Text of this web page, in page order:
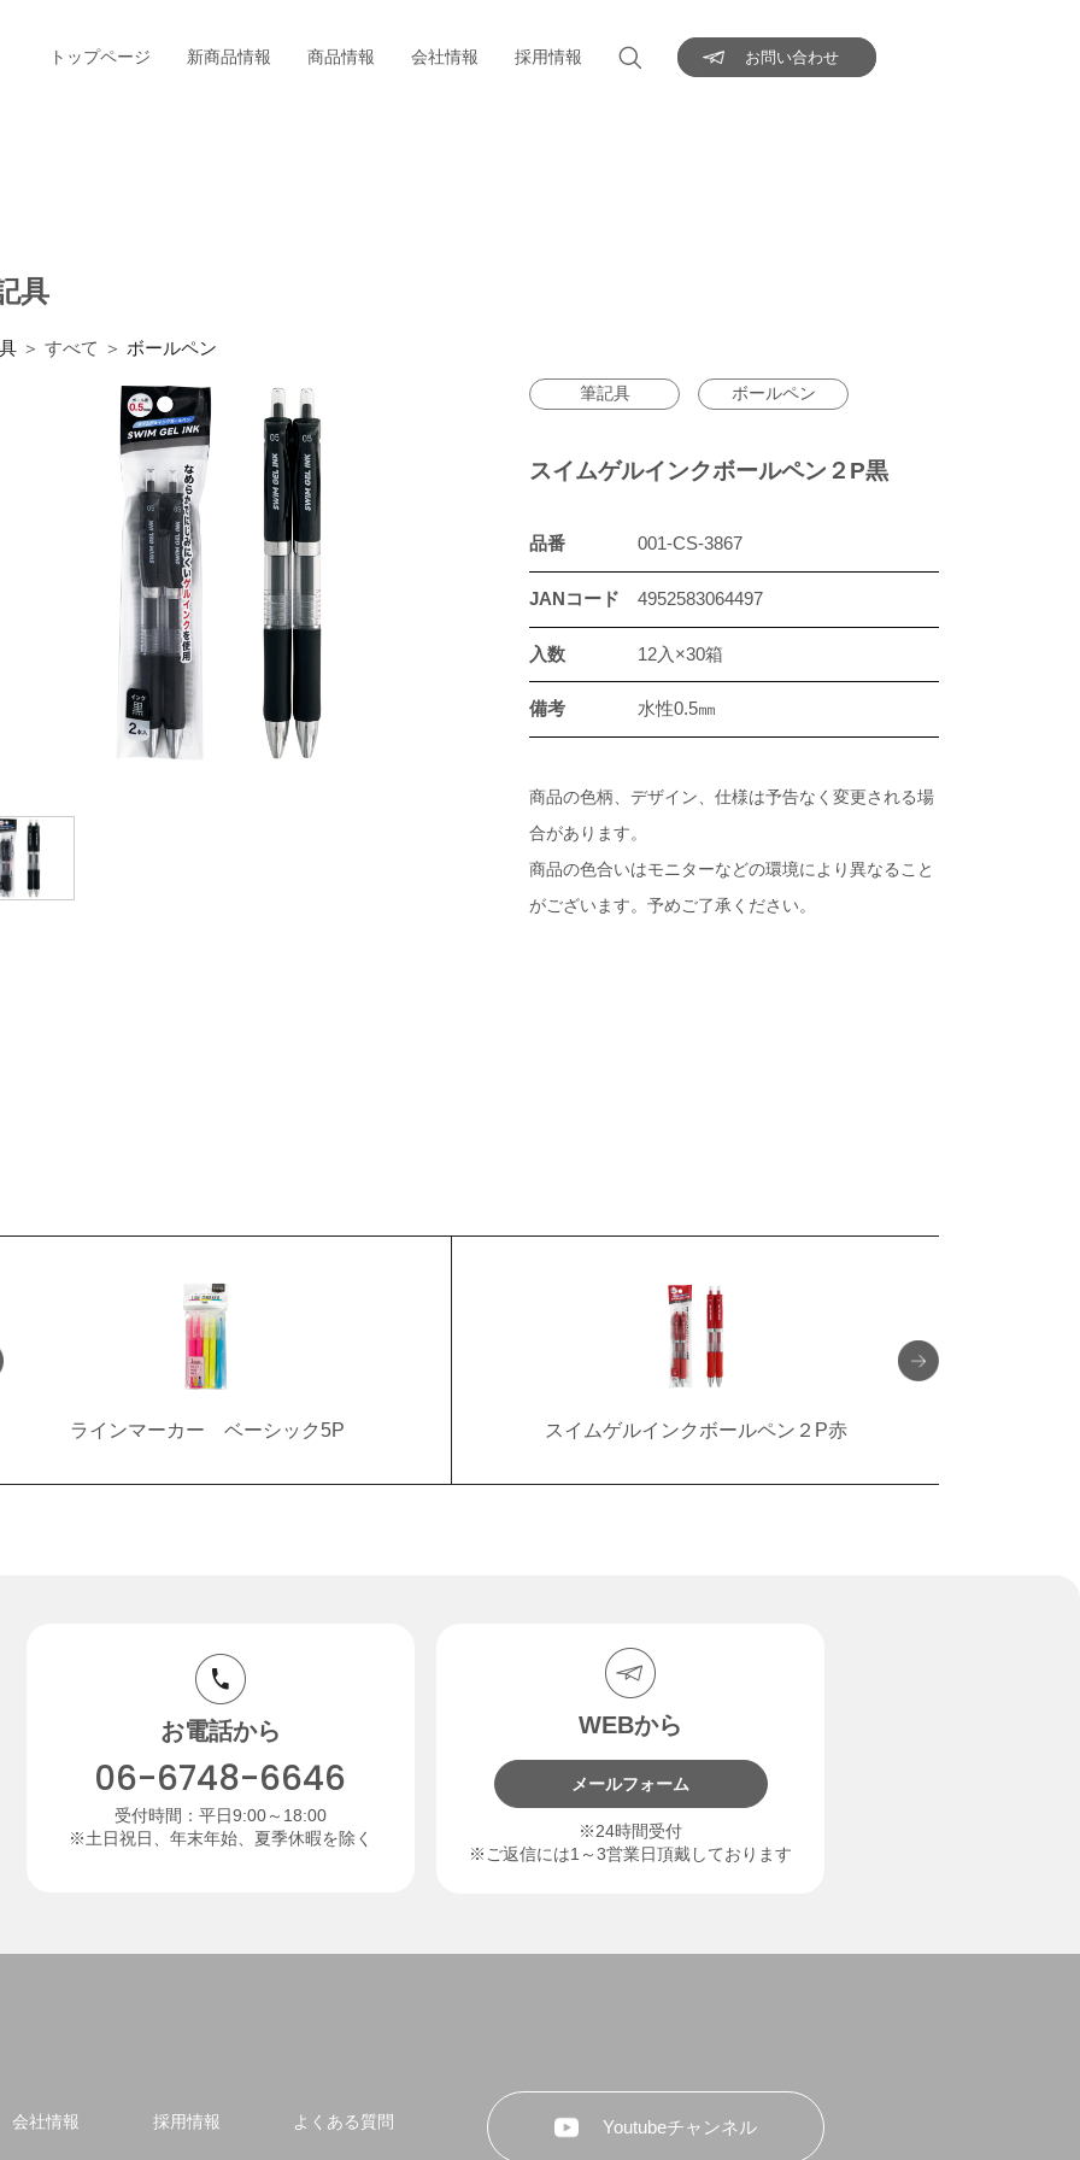
トップページ 新商品情報 商品情報 会社情報 採用情報 お問い合わせ
具
＞ すべて ＞ ボールペン
筆記具 ボールペン
スイムゲルインクボールペン２P黒
品番 001-CS-3867
JANコード 4952583064497
入数 12入×30箱
備考 水性0.5㎜
商品の色柄、デザイン、仕様は予告なく変更される場
合があります。
商品の色合いはモニターなどの環境により異なること
がございます。予めご了承ください。
ラインマーカー ベーシック5P スイムゲルインクボールペン２P赤
お電話から
06-6748-6646
受付時間：平日9:00～18:00
※土日祝日、年末年始、夏季休暇を除く
WEBから
メールフォーム
※24時間受付
※ご返信には1～3営業日頂戴しております
会社情報 採用情報 よくある質問 Youtubeチャンネル